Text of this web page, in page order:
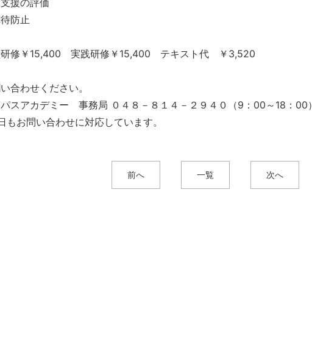
援の評価
防止
研修￥15,400 実践研修￥15,400 テキスト代 ￥3,520
合わせください。
スアカデミー 事務局 ０４８－８１４－２９４０（9：00～18：00）
もお問い合わせに対応しています。
前へ 一覧 次へ